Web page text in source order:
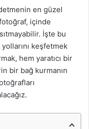
en güzel
içinde
İşte bu
keşfetmek
hem yaratıcı bir
bir bağ kurmanın